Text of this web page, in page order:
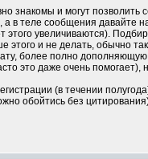
и могут позволить
а в теле сообщения
увеличиваются).
и не делать, обычно
более полно
это даже очень
(в течении
обойтись без